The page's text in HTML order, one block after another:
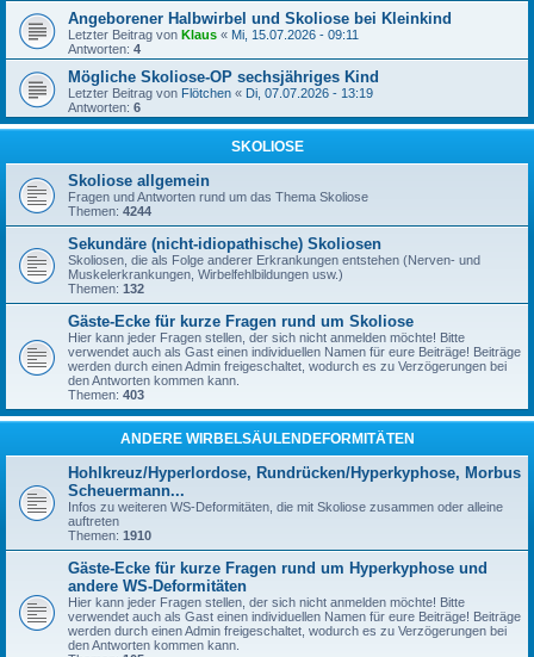
Angeborener Halbwirbel und Skoliose bei Kleinkind
Letzter Beitrag von Klaus « Mi, 15.07.2026 - 09:11
Antworten: 4
Mögliche Skoliose-OP sechsjähriges Kind
Letzter Beitrag von Flötchen « Di, 07.07.2026 - 13:19
Antworten: 6
SKOLIOSE
Skoliose allgemein
Fragen und Antworten rund um das Thema Skoliose
Themen: 4244
Sekundäre (nicht-idiopathische) Skoliosen
Skoliosen, die als Folge anderer Erkrankungen entstehen (Nerven- und
Muskelerkrankungen, Wirbelfehlbildungen usw.)
Themen: 132
Gäste-Ecke für kurze Fragen rund um Skoliose
Hier kann jeder Fragen stellen, der sich nicht anmelden möchte! Bitte
verwendet auch als Gast einen individuellen Namen für eure Beiträge! Beiträge
werden durch einen Admin freigeschaltet, wodurch es zu Verzögerungen bei
den Antworten kommen kann.
Themen: 403
ANDERE WIRBELSÄULENDEFORMITÄTEN
Hohlkreuz/Hyperlordose, Rundrücken/Hyperkyphose, Morbus
Scheuermann...
Infos zu weiteren WS-Deformitäten, die mit Skoliose zusammen oder alleine
auftreten
Themen: 1910
Gäste-Ecke für kurze Fragen rund um Hyperkyphose und
andere WS-Deformitäten
Hier kann jeder Fragen stellen, der sich nicht anmelden möchte! Bitte
verwendet auch als Gast einen individuellen Namen für eure Beiträge! Beiträge
werden durch einen Admin freigeschaltet, wodurch es zu Verzögerungen bei
den Antworten kommen kann.